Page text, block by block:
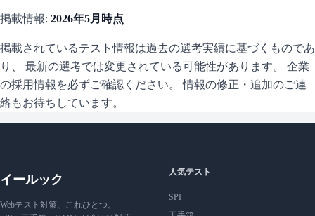
掲載情報: 2026年5月 時点
掲載されているテスト情報は過去の選考実績に基づくものであ
り、 最新の選考では変更されている可能性があります。 企業
の採用情報を必ずご確認ください。 情報の修正・追加のご連
絡もお待ちしています。
イールック
Webテスト対策、これひとつ。
人気テスト
SPI